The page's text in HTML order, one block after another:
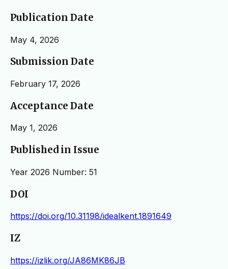
Publication Date
May 4, 2026
Submission Date
February 17, 2026
Acceptance Date
May 1, 2026
Published in Issue
Year 2026 Number: 51
DOI
https://doi.org/10.31198/idealkent.1891649
IZ
https://izlik.org/JA86MK86JB